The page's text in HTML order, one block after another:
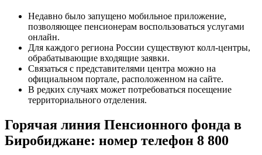
Недавно было запущено мобильное приложение,
позволяющее пенсионерам воспользоваться услугами
онлайн.
Для каждого региона России существуют колл-центры,
обрабатывающие входящие заявки.
Связаться с представителями центра можно на
официальном портале, расположенном на сайте.
В редких случаях может потребоваться посещение
территориального отделения.
Горячая линия Пенсионного фонда в
Биробиджане: номер телефон 8 800